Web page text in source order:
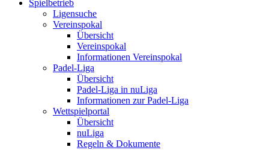
Spielbetrieb
Ligensuche
Vereinspokal
Übersicht
Vereinspokal
Informationen Vereinspokal
Padel-Liga
Übersicht
Padel-Liga in nuLiga
Informationen zur Padel-Liga
Wettspielportal
Übersicht
nuLiga
Regeln & Dokumente